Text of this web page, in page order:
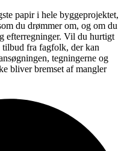
papir i hele byggeprojektet,
du drømmer om, og om du
efterregninger. Vil du hurtigt
tilbud fra fagfolk, der kan
tegningerne og
bliver bremset af mangler